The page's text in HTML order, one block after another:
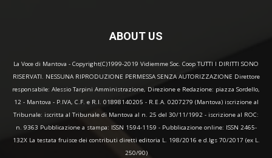
ABOUT US
La Voce di Mantova - Copyright(C)1999-2019 Vidiemme Soc. Coop TUTTI I DIRITTI SONO
RISERVATI. NESSUNA RIPRODUZIONE PERMESSA SENZA AUTORIZZAZIONE Direttore
responsabile: Alessio Tarpini Amministrazione, Direzione e Redazione: piazza Sordello,
12 - Mantova - P.IVA, C.F. e R.I. 01898140205 - R.E.A. 0207279 (Mantova) iscrizione al
Tribunale: iscritta al Tribunale di Mantova al n. 25 del 30/11/1992 - iscrizione al ROC:
n. 9363 Pubblicazione a stampa: ISSN 1594-1159 - Pubblicazione online: ISSN 2465-
132X La testata fruisce dei contributi diretti editoria L. 198/2016 e d.lgs 70/2017 (ex L.
250/90)